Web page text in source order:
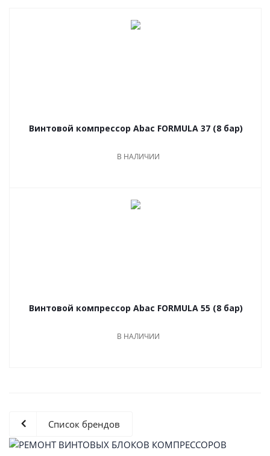
Винтовой компрессор Abac FORMULA 37 (8 бар)
В НАЛИЧИИ
Винтовой компрессор Abac FORMULA 55 (8 бар)
В НАЛИЧИИ
Список брендов